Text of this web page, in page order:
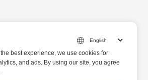
best experience, we use cookies for
and ads. By using our site, you agree